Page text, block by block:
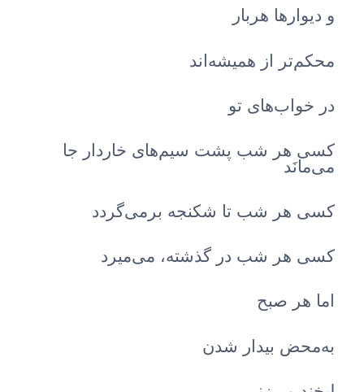
و دیوارها هربار
محکم‌تر از همیشه‌اند
در خواب‌های تو
کسی هر شب پشت سیم‌های خاردار جا
می‌مانَد
کسی هر شب تا شکنجه برمی‌گردد
کسی هر شب در گذشته، می‌میرد
اما هر صبح
به‌محض بیدار شدن